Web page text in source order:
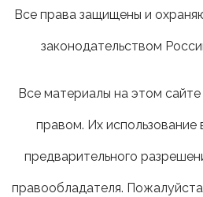
Все права защищены и
законодательством
Все материалы на этом
правом. Их
предварительного
правообладателя.